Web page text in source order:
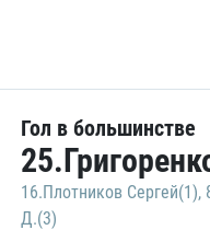
Гол в большинстве
16.Плотников Сергей(1),
Д.(3)